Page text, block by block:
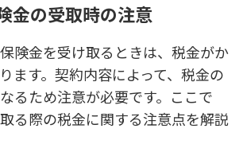
金の受取時の注意
険金を受け取るときは、税金がか
ます。契約内容によって、税金の
るため注意が必要です。ここで
る際の税金に関する注意点を解説